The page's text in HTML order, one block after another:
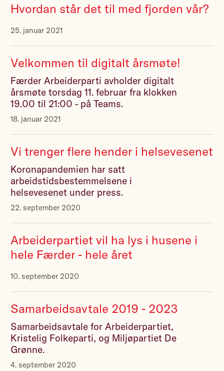
Hvordan står det til med fjorden vår?
25. januar 2021
Velkommen til digitalt årsmøte!
18. januar 2021
Færder Arbeiderparti avholder digitalt
årsmøte torsdag 11. februar fra klokken
19.00 til 21:00 - på Teams.
Vi trenger flere hender i helsevesenet
22. september 2020
Koronapandemien har satt
arbeidstidsbestemmelsene i
helsevesenet under press.
Arbeiderpartiet vil ha lys i husene i
hele Færder - hele året
10. september 2020
Samarbeidsavtale 2019 - 2023
4. september 2020
Samarbeidsavtale for Arbeiderpartiet,
Kristelig Folkeparti, og Miljøpartiet De
Grønne.